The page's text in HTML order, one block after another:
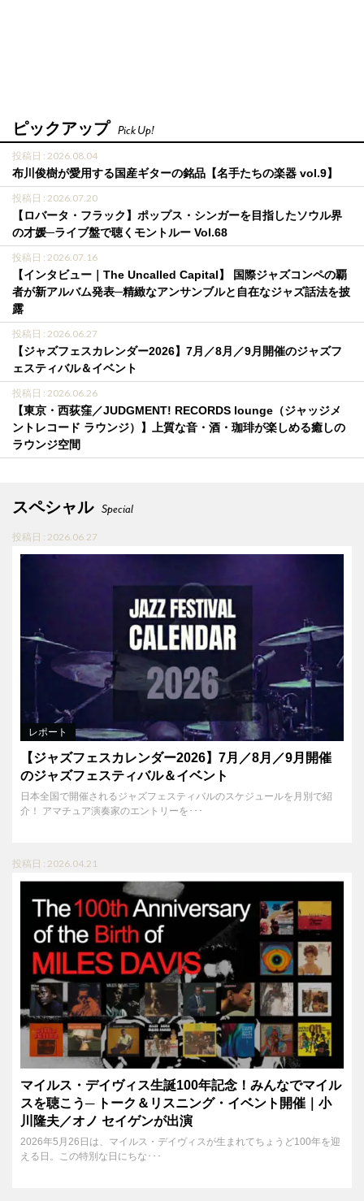
ピックアップ Pick Up!
投稿日 : 2026.08.04
布川俊樹が愛用する国産ギターの銘品【名手たちの楽器 vol.9】
投稿日 : 2026.07.20
【ロバータ・フラック】ポップス・シンガーを目指したソウル界
の才媛─ライブ盤で聴くモントルー Vol.68
投稿日 : 2026.07.16
【インタビュー｜The Uncalled Capital】 国際ジャズコンペの覇
者が新アルバム発表─精緻なアンサンブルと自在なジャズ話法を披
露
投稿日 : 2026.06.27
【ジャズフェスカレンダー2026】7月／8月／9月開催のジャズフ
ェスティバル＆イベント
投稿日 : 2026.06.26
【東京・西荻窪／JUDGMENT! RECORDS lounge（ジャッジメ
ントレコード ラウンジ）】上質な音・酒・珈琲が楽しめる癒しの
ラウンジ空間
スペシャル Special
投稿日 : 2026.06.27
レポート
【ジャズフェスカレンダー2026】7月／8月／9月開催
のジャズフェスティバル＆イベント
日本全国で開催されるジャズフェスティバルのスケジュールを月別で紹
介！ アマチュア演奏家のエントリーを･･･
投稿日 : 2026.04.21
マイルス・デイヴィス生誕100年記念！みんなでマイル
スを聴こう─ トーク＆リスニング・イベント開催｜小
川隆夫／オノ セイゲンが出演
2026年5月26日は、マイルス・デイヴィスが生まれてちょうど100年を迎
える日。この特別な日にちな･･･